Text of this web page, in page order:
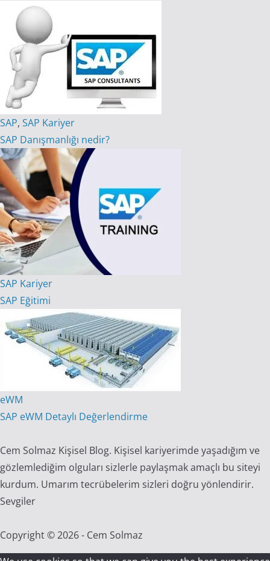
SAP, SAP Kariyer
SAP Danışmanlığı nedir?
SAP Kariyer
SAP Eğitimi
eWM
SAP eWM Detaylı Değerlendirme
Cem Solmaz Kişisel Blog. Kişisel kariyerimde yaşadığım ve
gözlemlediğim olguları sizlerle paylaşmak amaçlı bu siteyi
kurdum. Umarım tecrübelerim sizleri doğru yönlendirir.
Sevgiler
Copyright © 2026 - Cem Solmaz